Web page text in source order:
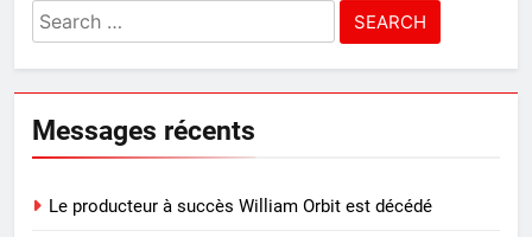
Search
for:
Messages récents
Le producteur à succès William Orbit est décédé